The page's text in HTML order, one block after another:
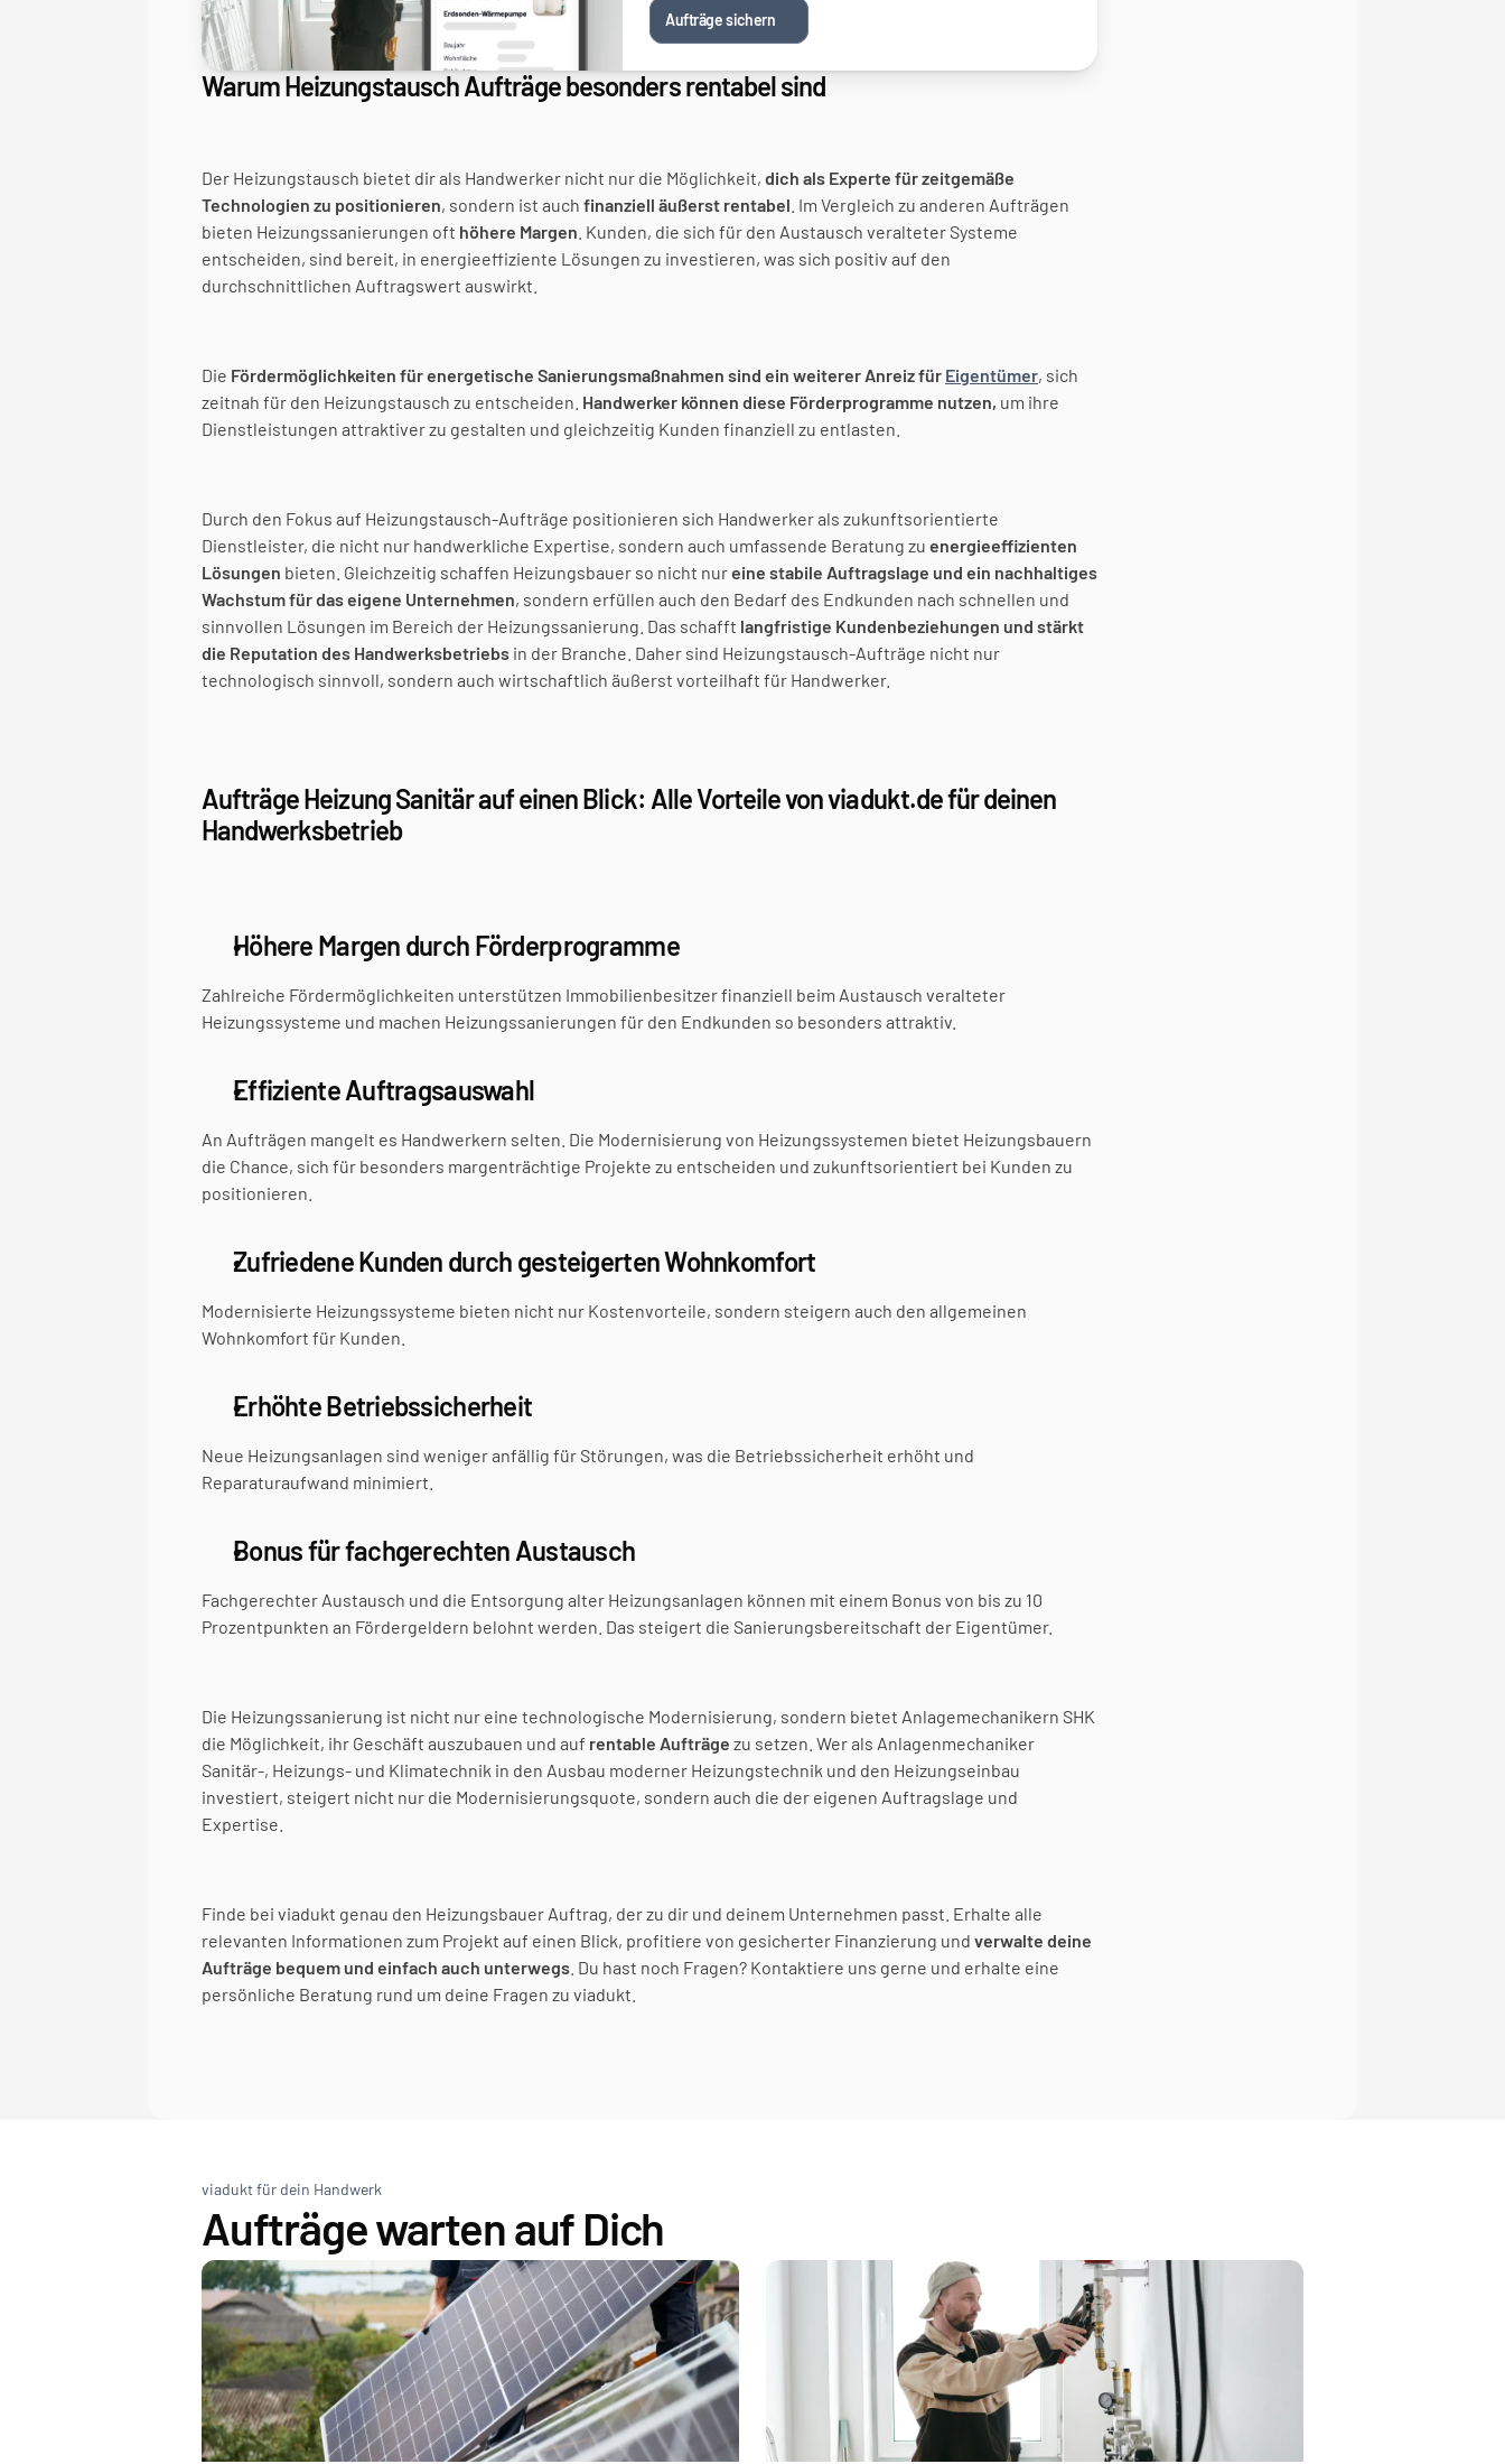
Aufträge sichern
Warum Heizungstausch Aufträge besonders rentabel sind
Der Heizungstausch bietet dir als Handwerker nicht nur die Möglichkeit, dich als Experte für zeitgemäße
Technologien zu positionieren, sondern ist auch finanziell äußerst rentabel . Im Vergleich zu anderen Aufträgen
bieten Heizungssanierungen oft höhere Margen . Kunden, die sich für den Austausch veralteter Systeme
entscheiden, sind bereit, in energieeffiziente Lösungen zu investieren, was sich positiv auf den
durchschnittlichen Auftragswert auswirkt.
Die Fördermöglichkeiten für energetische Sanierungsmaßnahmen sind ein weiterer Anreiz für Eigentümer, sich
zeitnah für den Heizungstausch zu entscheiden. Handwerker können diese Förderprogramme nutzen, um ihre
Dienstleistungen attraktiver zu gestalten und gleichzeitig Kunden finanziell zu entlasten.
Durch den Fokus auf Heizungstausch-Aufträge positionieren sich Handwerker als zukunftsorientierte
Dienstleister, die nicht nur handwerkliche Expertise, sondern auch umfassende Beratung zu energieeffizienten
Lösungen bieten. Gleichzeitig schaffen Heizungsbauer so nicht nur eine stabile Auftragslage und ein nachhaltiges
Wachstum für das eigene Unternehmen, sondern erfüllen auch den Bedarf des Endkunden nach schnellen und
sinnvollen Lösungen im Bereich der Heizungssanierung. Das schafft langfristige Kundenbeziehungen und stärkt
die Reputation des Handwerksbetriebs in der Branche. Daher sind Heizungstausch-Aufträge nicht nur
technologisch sinnvoll, sondern auch wirtschaftlich äußerst vorteilhaft für Handwerker.
Aufträge Heizung Sanitär auf einen Blick: Alle Vorteile von viadukt.de für deinen
Handwerksbetrieb
Höhere Margen durch Förderprogramme
Zahlreiche Fördermöglichkeiten unterstützen Immobilienbesitzer finanziell beim Austausch veralteter
Heizungssysteme und machen Heizungssanierungen für den Endkunden so besonders attraktiv.
Effiziente Auftragsauswahl
An Aufträgen mangelt es Handwerkern selten. Die Modernisierung von Heizungssystemen bietet Heizungsbauern
die Chance, sich für besonders margenträchtige Projekte zu entscheiden und zukunftsorientiert bei Kunden zu
positionieren.
Zufriedene Kunden durch gesteigerten Wohnkomfort
Modernisierte Heizungssysteme bieten nicht nur Kostenvorteile, sondern steigern auch den allgemeinen
Wohnkomfort für Kunden.
Erhöhte Betriebssicherheit
Neue Heizungsanlagen sind weniger anfällig für Störungen, was die Betriebssicherheit erhöht und
Reparaturaufwand minimiert.
Bonus für fachgerechten Austausch
Fachgerechter Austausch und die Entsorgung alter Heizungsanlagen können mit einem Bonus von bis zu 10
Prozentpunkten an Fördergeldern belohnt werden. Das steigert die Sanierungsbereitschaft der Eigentümer.
Die Heizungssanierung ist nicht nur eine technologische Modernisierung, sondern bietet Anlagemechanikern SHK
die Möglichkeit, ihr Geschäft auszubauen und auf rentable Aufträge zu setzen. Wer als Anlagenmechaniker
Sanitär-, Heizungs- und Klimatechnik in den Ausbau moderner Heizungstechnik und den Heizungseinbau
investiert, steigert nicht nur die Modernisierungsquote, sondern auch die der eigenen Auftragslage und
Expertise.
Finde bei viadukt genau den Heizungsbauer Auftrag, der zu dir und deinem Unternehmen passt. Erhalte alle
relevanten Informationen zum Projekt auf einen Blick, profitiere von gesicherter Finanzierung und verwalte deine
Aufträge bequem und einfach auch unterwegs . Du hast noch Fragen? Kontaktiere uns gerne und erhalte eine
persönliche Beratung rund um deine Fragen zu viadukt.
viadukt für dein Handwerk
Aufträge warten auf Dich